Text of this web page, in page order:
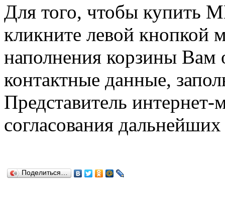
Для того, чтобы купить
кликните левой
наполнения корзины Вам
контактные данные,
Представитель
согласования
Поделиться…